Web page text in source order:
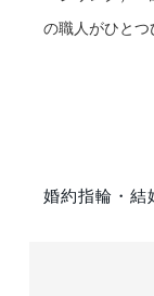
の職人がひとつ
婚約指輪・結